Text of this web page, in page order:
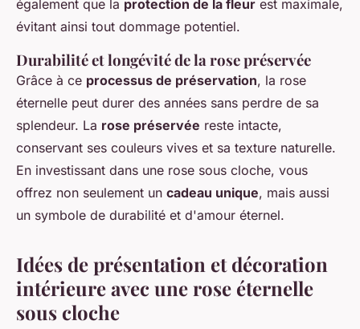
également que la protection de la fleur est maximale,
évitant ainsi tout dommage potentiel.
Durabilité et longévité de la rose préservée
Grâce à ce processus de préservation, la rose
éternelle peut durer des années sans perdre de sa
splendeur. La rose préservée reste intacte,
conservant ses couleurs vives et sa texture naturelle.
En investissant dans une rose sous cloche, vous
offrez non seulement un cadeau unique, mais aussi
un symbole de durabilité et d'amour éternel.
Idées de présentation et décoration
intérieure avec une rose éternelle
sous cloche